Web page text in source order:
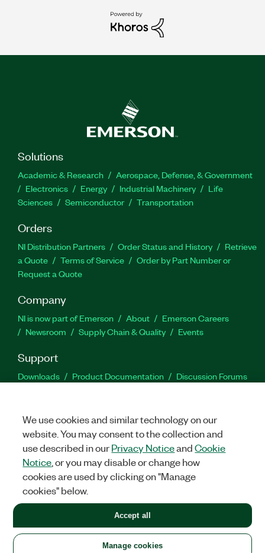
Solutions
Academic & Research
Aerospace, Defense, & Government
Electronics
Energy Industrial Machinery
Life
Sciences
Semiconductor Transportation
Orders
NI Distribution Partners Order Status and History
Retrieve
a Quote
Terms of Service
Order by Part Number or
Request a Quote
Company
NI is now part of Emerson About
Emerson Careers
Newsroom
Supply Chain & Quality Events
Support
Downloads Product Documentation
Discussion Forums
Facebook
TwitterLinkedIn
United States
LEGAL|IMPRINT|PRIVACY|Manage cookies
©2026NATIONAL INSTRUMENTS CORP. ALL RIGHTS RESERVED.
+1 877 388 1952
We use cookies and similar technology on our
website. You may consent to the collection and
use described in ourPrivacy NoticeandCookie
Notice , or you may disable or change how
cookies are used by clicking on "Manage
cookies" below.
Manage cookies
Accept all